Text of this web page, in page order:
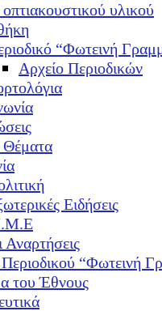
υλικού
“Φωτεινή
Αρχείο Περιοδικών
Θέματα
Ειδήσεις
Αναρτήσεις
“Φωτεινή
του Έθνους